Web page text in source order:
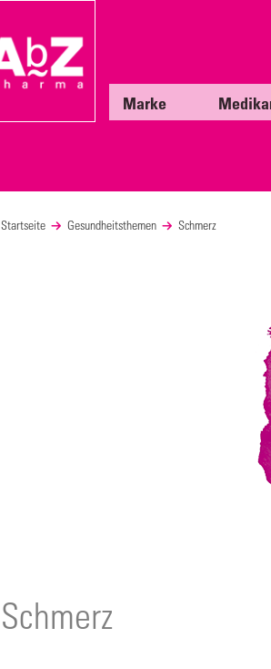
Marke
Startseite Gesundheitsthemen Schmerz
Schmerz